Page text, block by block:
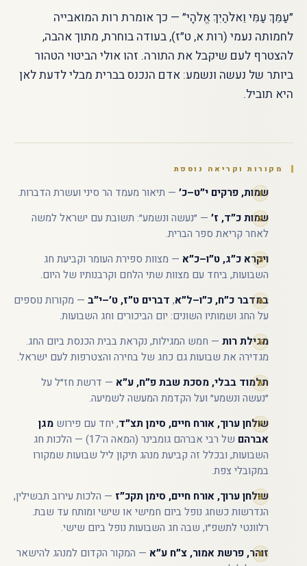
״עַמֵּךְ עַמִּי וֵאלֹהַיִךְ אֱלֹהָי״ — כך אומרת רות המואבייה
לחמותה נעמי (רות א, ט״ז), בעודה בוחרת, מתוך אהבה,
להצטרף לעם שיקבל את התורה. זהו אולי הביטוי הטהור
ביותר של נעשה ונשמע: אדם הנכנס בברית מבלי לדעת לאן
היא תוביל.
מקורות וקריאה נוספת
שמות, פרקים י״ט–כ׳ — תיאור מעמד הר סיני ועשרת הדברות.
שמות כ״ד, ז׳ — ״נעשה ונשמע״: תשובת עם ישראל למשה
לאחר קריאת ספר הברית.
ויקרא כ״ג, ט״ו–כ״א — מצוות ספירת העומר וקביעת חג
השבועות, ביחד עם מצוות שתי הלחם וקרבנותיו של היום.
במדבר כ״ח, כ״ו–ל״א, דברים ט״ז, ט׳–י״ב — מקורות נוספים
על החג ושמותיו השונים: יום הביכורים וחג השבועות.
מגילת רות — חמש המגילות, נקראת בבית הכנסת ביום החג.
מגדירה את שבועות גם כחג של בחירה והצטרפות לעם ישראל.
תלמוד בבלי, מסכת שבת פ״ח, ע״א — דרשת חז״ל על
״נעשה ונשמע״ ועל הקדמת המעשה לשמיעה.
שולחן ערוך, אורח חיים, סימן תצ״ד, יחד עם פירוש מגן
אברהם
של רבי אברהם גומבינר (המאה ה־17) — הלכות חג
השבועות, ובכלל זה קביעת מנהג תיקון ליל שבועות שמקורו
במקובלי צפת.
שולחן ערוך, אורח חיים, סימן תקכ״ז — הלכות עירוב תבשילין,
הנדרשות כשחג נופל ביום חמישי או שישי ומותח עד שבת.
רלוונטי לתשפ״ו, שבה חג השבועות נופל ביום שישי.
זוהר, פרשת אמור, צ״ח ע״א — המקור הקדום למנהג להישאר